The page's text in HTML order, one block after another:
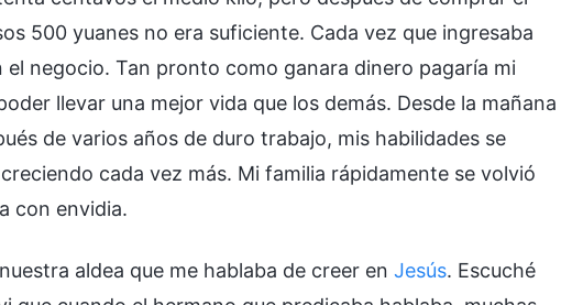
500 yuanes no era suficiente. Cada vez que ingresaba
negocio. Tan pronto como ganara dinero pagaría mi
llevar una mejor vida que los demás. Desde la mañana
de varios años de duro trabajo, mis habilidades se
cada vez más. Mi familia rápidamente se volvió
con envidia.
aldea que me hablaba de creer en Jesús. Escuché